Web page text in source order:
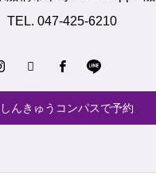
TEL. 047-425-6210
しんきゅうコンパスで予約